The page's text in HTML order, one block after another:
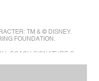
TM & © DISNEY.
FOUNDATION.
COACH SIGNATURE C